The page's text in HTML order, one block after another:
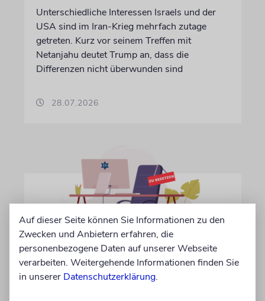
Unterschiedliche Interessen Israels und der
USA sind im Iran-Krieg mehrfach zutage
getreten. Kurz vor seinem Treffen mit
Netanjahu deutet Trump an, dass die
Differenzen nicht überwunden sind
28.07.2026
IN EIGENER SACHE
Volontär/in gesucht
Auf dieser Seite können Sie Informationen zu den
Zwecken und Anbietern erfahren, die
personenbezogene Daten auf unserer Webseite
verarbeiten. Weitergehende Informationen finden Sie
in unserer Datenschutzerklärung.